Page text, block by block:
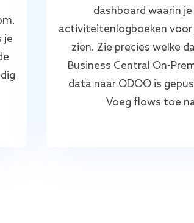
je
dashboard waarin
activiteitenlogboeken
zien. Zie precies welke
Business Central On-
data naar ODOO is
Voeg flows toe